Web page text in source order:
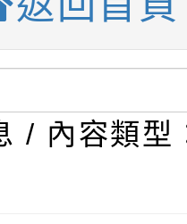
長團體
年度教育
理性別平
學人才庫
請教師
。
市政府腸
交通局
」全民
家庭教育
淘桃－祖
報電子檔
敘部建置
重審後實
市孔廟
者會電
大溪區
優質教
/ 內容類型